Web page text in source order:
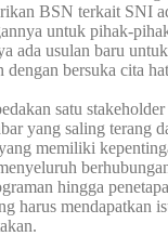
BSN terkait SNI
untuk pihak-
ada usulan baru
bersuka cita
satu
yang saling terang
memiliki
hingga
harus mendapatkan